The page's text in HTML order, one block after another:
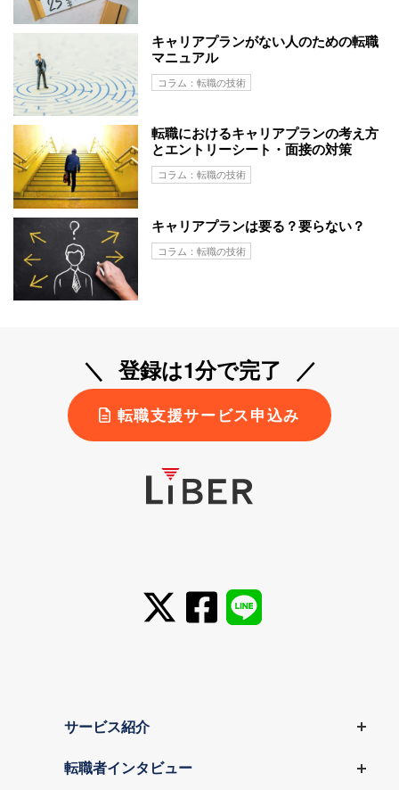
キャリアプランがない人のための転職
マニュアル
コラム：転職の技術
転職におけるキャリアプランの考え方
とエントリーシート・面接の対策
コラム：転職の技術
キャリアプランは要る？要らない？
コラム：転職の技術
登録は1分で完了
転職支援サービス申込み
サービス紹介
転職者インタビュー